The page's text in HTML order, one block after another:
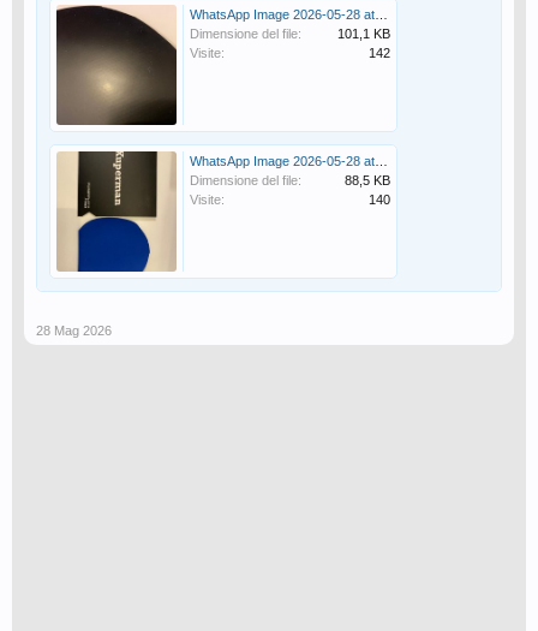
Dimensione del file:
101,1 KB
Visite:
142
Dimensione del file:
88,5 KB
Visite:
140
28 Mag 2026